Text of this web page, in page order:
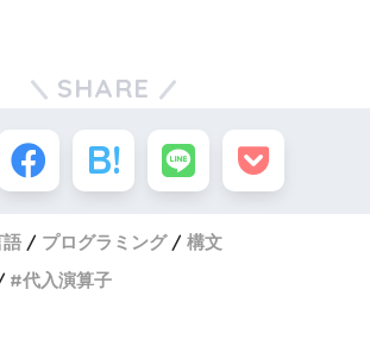
SHARE
語 プログラミング
構文
代入演算子